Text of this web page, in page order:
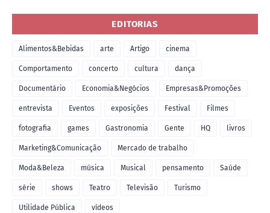
EDITORIAS
Alimentos&Bebidas arte Artigo cinema
Comportamento concerto cultura dança
Documentário Economia&Negócios Empresas&Promoções
entrevista Eventos exposições Festival Filmes
fotografia games Gastronomia Gente HQ livros
Marketing&Comunicação Mercado de trabalho
Moda&Beleza música Musical pensamento Saúde
série shows Teatro Televisão Turismo
Utilidade Pública vídeos